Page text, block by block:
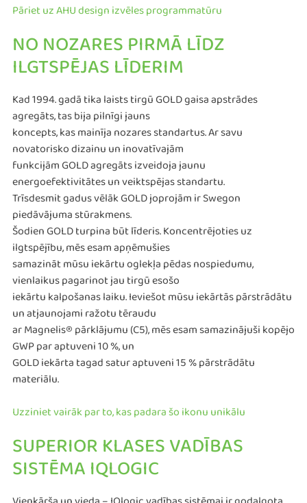
Pāriet uz AHU design izvēles programmatūru
NO NOZARES PIRMĀ LĪDZ
ILGTSPĒJAS LĪDERIM
Kad 1994. gadā tika laists tirgū GOLD gaisa apstrādes
agregāts, tas bija pilnīgi jauns
koncepts, kas mainīja nozares standartus. Ar savu
novatorisko dizainu un inovatīvajām
funkcijām GOLD agregāts izveidoja jaunu
energoefektivitātes un veiktspējas standartu.
Trīsdesmit gadus vēlāk GOLD joprojām ir Swegon
piedāvājuma stūrakmens.
Šodien GOLD turpina būt līderis. Koncentrējoties uz
ilgtspējību, mēs esam apņēmušies
samazināt mūsu iekārtu oglekļa pēdas nospiedumu,
vienlaikus pagarinot jau tirgū esošo
iekārtu kalpošanas laiku. Ieviešot mūsu iekārtās pārstrādātu
un atjaunojami ražotu tēraudu
ar Magnelis® pārklājumu (C5), mēs esam samazinājuši kopējo
GWP par aptuveni 10 %, un
GOLD iekārta tagad satur aptuveni 15 % pārstrādātu
materiālu.
Uzziniet vairāk par to, kas padara šo ikonu unikālu
SUPERIOR KLASES VADĪBAS
SISTĒMA IQLOGIC